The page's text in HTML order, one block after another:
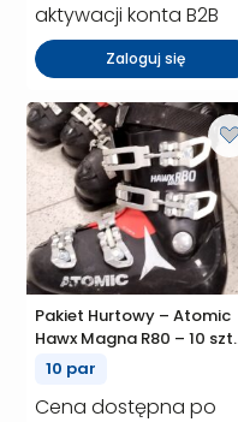
aktywacji konta B2B
Zaloguj się
Pakiet Hurtowy – Atomic
Hawx Magna R80 – 10 szt.
(P00936)
10 par
Cena dostępna po